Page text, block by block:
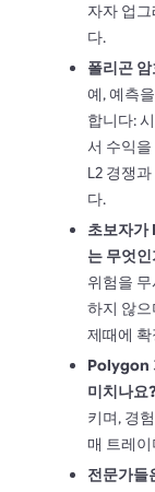
자자 업
다.
폴리곤
예, 예측
합니다:
서 수익
L2 경쟁
다.
초보자가
는 무엇
위험을
하지 않
제때에
Polygon
미치나요
키며, 경
매 트레
전문가들